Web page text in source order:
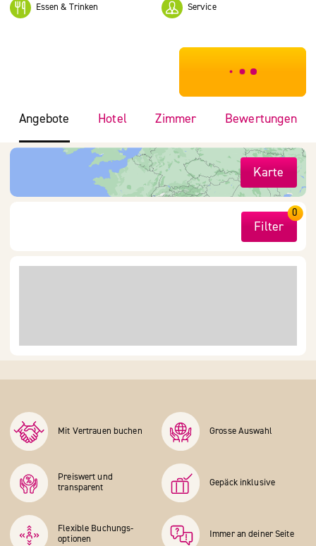
Essen & Trinken Service
***************
Angebote Hotel Zimmer Bewertungen
Karte
Filter
0
Mit Vertrauen buchen Grosse Auswahl
Preiswert und
transparent
Gepäck inklusive
Flexible Buchungs­
optionen
Immer an deiner Seite